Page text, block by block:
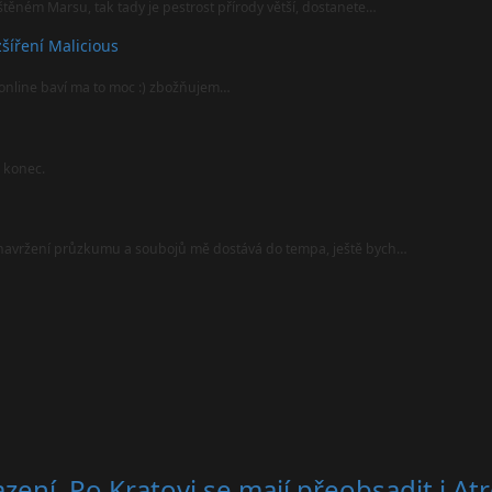
Marsu, tak tady je pestrost přírody větší, dostanete…
Malicious
baví ma to moc :) zbožňujem…
průzkumu a soubojů mě dostává do tempa, ještě bych…